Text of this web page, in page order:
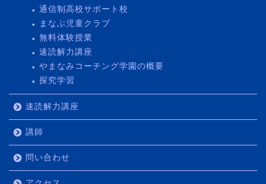
通信制高校サポート校
まなぶ児童クラブ
無料体験授業
速読解力講座
やまなみコーチング学園の概要
探究学習
速読解力講座
講師
問い合わせ